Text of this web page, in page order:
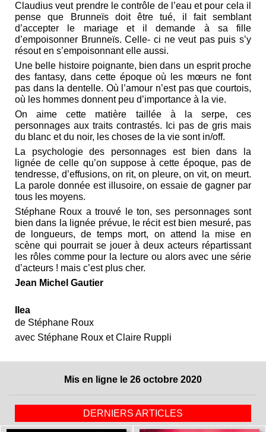
Claudius veut prendre le contrôle de l’eau et pour cela il
pense que Brunneïs doit être tué, il fait semblant
d’accepter le mariage et il demande à sa fille
d’empoisonner Brunneïs. Celle- ci ne veut pas puis s’y
résout en s’empoisonnant elle aussi.
Une belle histoire poignante, bien dans un esprit proche
des fantasy, dans cette époque où les mœurs ne font
pas dans la dentelle. Où l’amour n’est pas que courtois,
où les hommes donnent peu d’importance à la vie.
On aime cette matière taillée à la serpe, ces
personnages aux traits contrastés. Ici pas de gris mais
du blanc et du noir, les choses de la vie sont in/off.
La psychologie des personnages est bien dans la
lignée de celle qu’on suppose à cette époque, pas de
tendresse, d’effusions, on rit, on pleure, on vit, on meurt.
La parole donnée est illusoire, on essaie de gagner par
tous les moyens.
Stéphane Roux a trouvé le ton, ses personnages sont
bien dans la lignée prévue, le récit est bien mesuré, pas
de longueurs, de temps mort, on attend la mise en
scène qui pourrait se jouer à deux acteurs répartissant
les rôles comme pour la lecture ou alors avec une série
d’acteurs ! mais c’est plus cher.
Jean Michel Gautier
Ilea
de Stéphane Roux
avec Stéphane Roux et Claire Ruppli
Mis en ligne le 26 octobre 2020
DERNIERS ARTICLES